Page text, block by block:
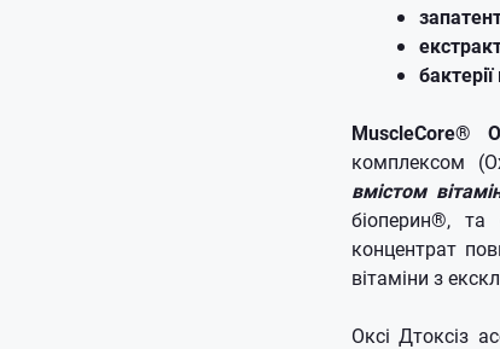
MuscleCore®
комплексом
вмістом
біоперин®, та
концентрат
вітаміни з
Оксі Дтоксіз